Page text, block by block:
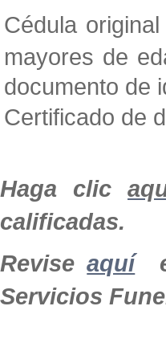
Cédula
mayores de
documento de
Certificado de
Haga clic
calificadas.
Reviseaquíel
Servicios